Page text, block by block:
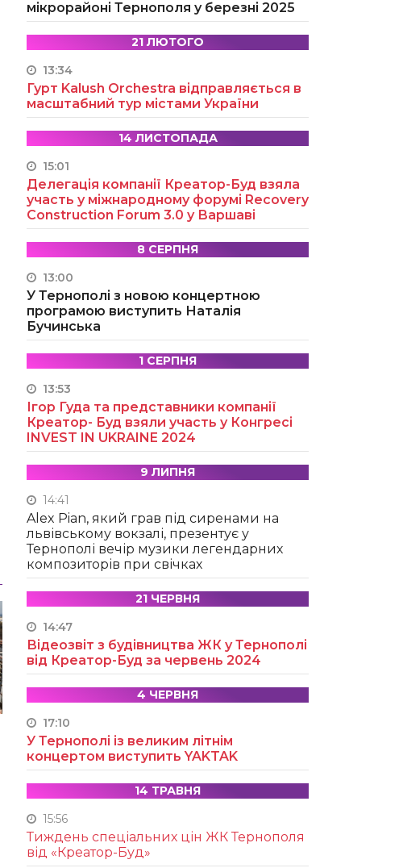
мікрорайоні Тернополя у березні 2025
21 ЛЮТОГО
13:34
Гурт Kalush Orchestra відправляється в
масштабний тур містами України
14 ЛИСТОПАДА
15:01
Делегація компанії Креатор-Буд взяла
участь у міжнародному форумі Recovery
Construction Forum 3.0 у Варшаві
8 СЕРПНЯ
13:00
У Тернополі з новою концертною
програмою виступить Наталія
Бучинська
1 СЕРПНЯ
13:53
Ігор Гуда та представники компанії
Креатор- Буд взяли участь у Конгресі
INVEST IN UKRAINE 2024
9 ЛИПНЯ
14:41
Alex Pian, який грав під сиренами на
львівському вокзалі, презентує у
Тернополі вечір музики легендарних
композиторів при свічках
21 ЧЕРВНЯ
14:47
Відеозвіт з будівництва ЖК у Тернополі
від Креатор-Буд за червень 2024
4 ЧЕРВНЯ
17:10
У Тернополі із великим літнім
концертом виступить YAKTAK
14 ТРАВНЯ
15:56
Тиждень спеціальних цін ЖК Тернополя
від «Креатор-Буд»